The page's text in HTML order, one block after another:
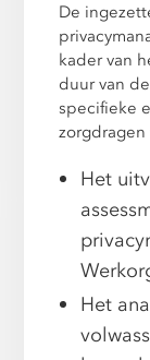
De
kader van
duur van
specifieke
zorgdragen
Het
Het